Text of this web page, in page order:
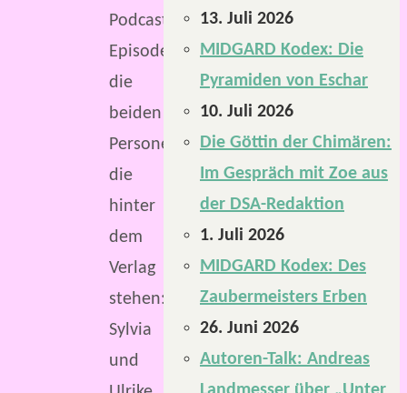
Podcast-
Episode
die
beiden
Personen,
die
hinter
dem
Verlag
stehen:
Sylvia
und
13. Juli 2026
MIDGARD Kodex: Die
Pyramiden von Eschar
10. Juli 2026
Die Göttin der Chimären:
Im Gespräch mit Zoe aus
der DSA-Redaktion
1. Juli 2026
MIDGARD Kodex: Des
Zaubermeisters Erben
26. Juni 2026
Autoren-Talk: Andreas